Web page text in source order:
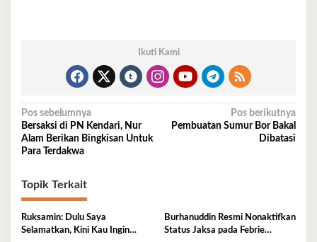
Ikuti Kami
Navigasi
pos
Pos sebelumnya
Bersaksi di PN Kendari, Nur
Alam Berikan Bingkisan Untuk
Para Terdakwa
Pos berikutnya
Pembuatan Sumur Bor Bakal
Dibatasi
Topik Terkait
Ruksamin: Dulu Saya
Selamatkan, Kini Kau Ingin
Burhanuddin Resmi Nonaktifkan
Status Jaksa pada Febrie